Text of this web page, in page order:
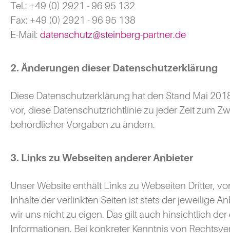
Tel.: +49 (0) 2921 - 96 95 132
Fax: +49 (0) 2921 - 96 95 138
E-Mail: datenschutz@steinberg-partner.de
2. Änderungen dieser Datenschutzerklärung
Diese Datenschutzerklärung hat den Stand Mai
vor, diese Datenschutzrichtlinie zu jeder Zeit zum
behördlicher Vorgaben zu ändern.
3. Links zu Webseiten anderer Anbieter
Unser Website enthält Links zu Webseiten Dritter,
Inhalte der verlinkten Seiten ist stets der jeweilige
wir uns nicht zu eigen. Das gilt auch hinsichtlich
Informationen. Bei konkreter Kenntnis von